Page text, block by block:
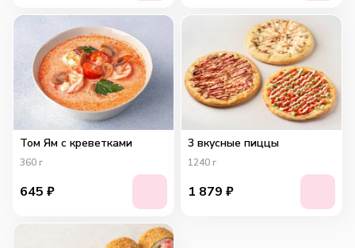
Том Ям с креветками
360 г
645 ₽
3 вкусные пиццы
1240 г
1 879 ₽